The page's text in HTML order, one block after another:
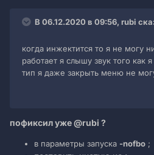
В 06.12.2020 в 09:56, rubi
когда инжектится то я не могу
работает я слышу звук того как
тип я даже закрыть меню не
пофиксил уже@rubi ?
в параметры запуска -nofbo ;